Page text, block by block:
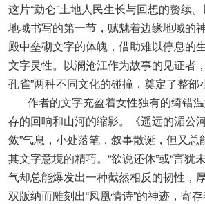
这片“勐仑”土地人民生长与回想的赘续
地域书写的第一节，赋魅着边缘地域的
殿中垒砌文字的体魄，借助难以停息的
文字灵性。以澜沧江作为故事的见证者
孔雀”两种不同文化的碰撞，奠定了整部
作者的文字充盈着女性独有的绮错
存的回响和山河的缩影。《遥远的湄公
敛”气息，小处落笔，叙事散诞，但又
其文字意境的精巧。“欲说还休”或“言犹
气却总能爆发出一种截然相反的韧性，
双版纳而雕刻出“凤凰情诗”的神迹，寄